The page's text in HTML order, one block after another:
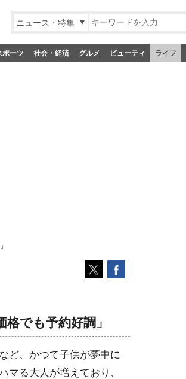
ニュース・特集
ポーツ 社会・経済 グルメ ビューティ ライフ
でも予約好調」
ど、かつて子供が夢中に
マる大人が増えており、